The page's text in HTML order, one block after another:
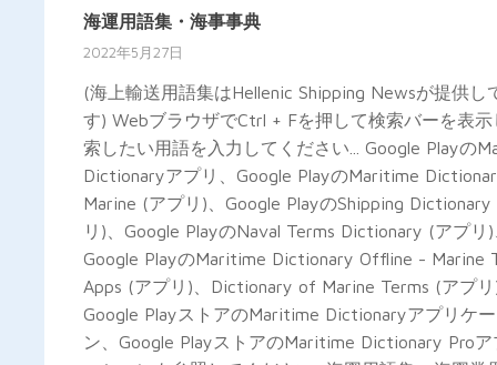
海運用語集・海事事典
2022年5月27日
(海上輸送用語集はHellenic Shipping Newsが提供し
す) WebブラウザでCtrl + Fを押して検索バーを表示
索したい用語を入力してください... Google Playの
Dictionaryアプリ、Google PlayのMaritime
Marine (アプリ)、Google PlayのShipping Dictionary
リ)、Google PlayのNaval Terms Dictionary (アプリ
Google PlayのMaritime Dictionary Offline - Marine
Apps (アプリ)、Dictionary of Marine Terms (アプ
Google PlayストアのMaritime Dictionaryアプリケ
ン、Google PlayストアのMaritime Dictionary Proア